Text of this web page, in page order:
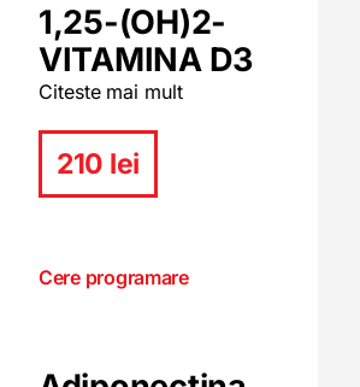
1,25-(OH)2-
VITAMINA D3
Citeste mai mult
210 lei
Cere programare